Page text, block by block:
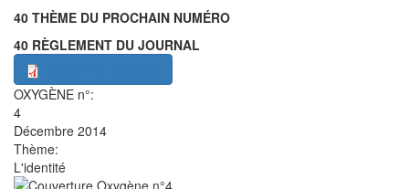
40 THÈME DU PROCHAIN NUMÉRO
40 RÈGLEMENT DU JOURNAL
OXYGÈNE n°:
4
Décembre 2014
Thème:
L'identité